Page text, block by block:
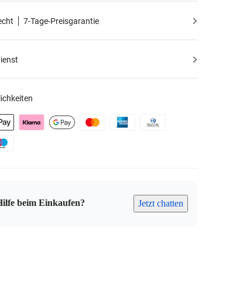
7-Tage-Preisgarantie
beim Einkaufen? Jetzt chatten